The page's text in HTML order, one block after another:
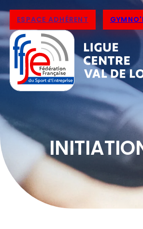
ESPACE ADHÉRENT